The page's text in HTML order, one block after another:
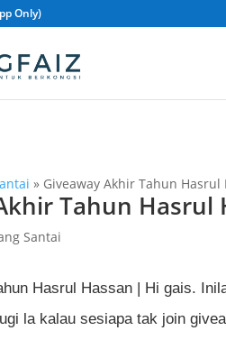
Only)
» Giveaway Akhir Tahun Hasrul
Tahun Hasrul
Santai
Hasrul Hassan | Hi gais.
la kalau sesiapa tak join